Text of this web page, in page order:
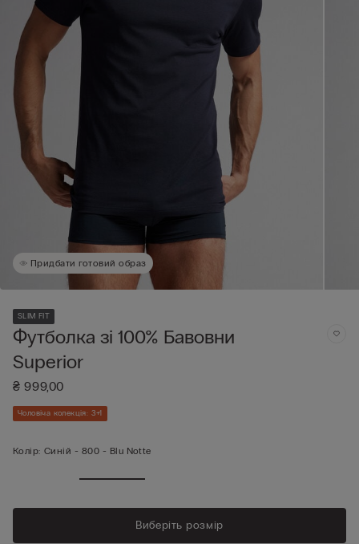
Придбати готовий образ
SLIM FIT
Футболка зі 100% Бавовни
Superior
₴ 999,00
Чоловіча колекція: 3+1
Колір: Синій - 800 - Blu Notte
Виберіть розмір